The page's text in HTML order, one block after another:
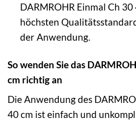
DARMROHR Einmal Ch
höchsten
der Anwendung.
So wenden Sie das
cm richtig an
Die Anwendung des
40 cm ist einfach und